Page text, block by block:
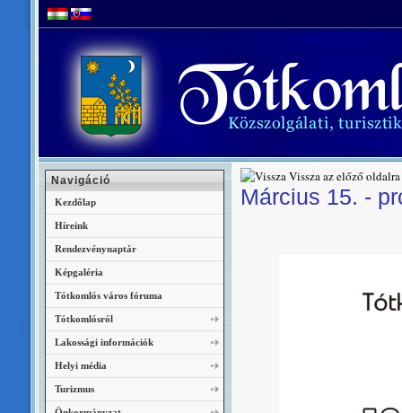
Vissza az előző oldalra
Március 15. -
Navigáció
Kezdőlap
Híreink
Rendezvénynaptár
Képgaléria
Tótkomlós város fóruma
Tótkomlósról
Lakossági információk
Helyi média
Turizmus